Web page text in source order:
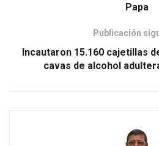
Papa
Publicación
Incautaron 15.160 cajetillas
cavas de alcohol